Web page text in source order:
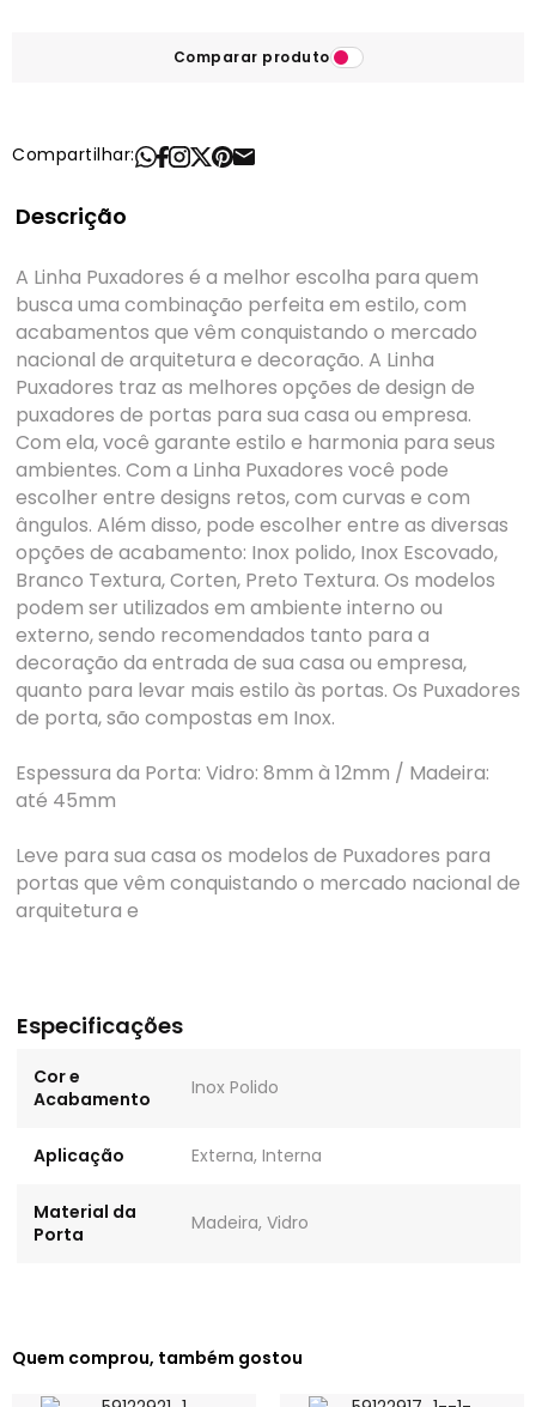
Comparar produto
Compartilhar:
Descrição
A Linha Puxadores é a melhor escolha para quem
busca uma combinação perfeita em estilo, com
acabamentos que vêm conquistando o mercado
nacional de arquitetura e decoração. A Linha
Puxadores traz as melhores opções de design de
puxadores de portas para sua casa ou empresa.
Com ela, você garante estilo e harmonia para seus
ambientes. Com a Linha Puxadores você pode
escolher entre designs retos, com curvas e com
ângulos. Além disso, pode escolher entre as diversas
opções de acabamento: Inox polido, Inox Escovado,
Branco Textura, Corten, Preto Textura. Os modelos
podem ser utilizados em ambiente interno ou
externo, sendo recomendados tanto para a
decoração da entrada de sua casa ou empresa,
quanto para levar mais estilo às portas. Os Puxadores
de porta, são compostas em Inox.
Espessura da Porta: Vidro: 8mm à 12mm / Madeira:
até 45mm
Leve para sua casa os modelos de Puxadores para
portas que vêm conquistando o mercado nacional de
arquitetura e
Especificações
Cor e
Acabamento
Inox Polido
Aplicação Externa, Interna
Material da
Porta
Madeira, Vidro
Quem comprou, também gostou